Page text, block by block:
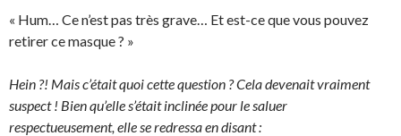
« Hum… Ce n’est pas très grave… Et est-ce que vous pouvez
retirer ce masque ? »
Hein ?! Mais c’était quoi cette question ? Cela devenait vraiment
suspect ! Bien qu’elle s’était inclinée pour le saluer
respectueusement, elle se redressa en disant :